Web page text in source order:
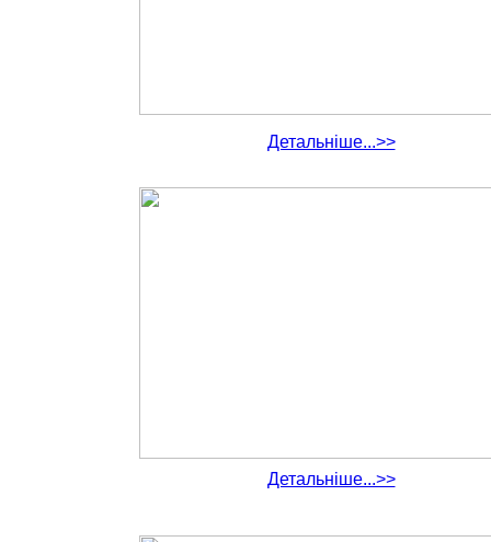
Детальніше...>>
Детальніше...>>